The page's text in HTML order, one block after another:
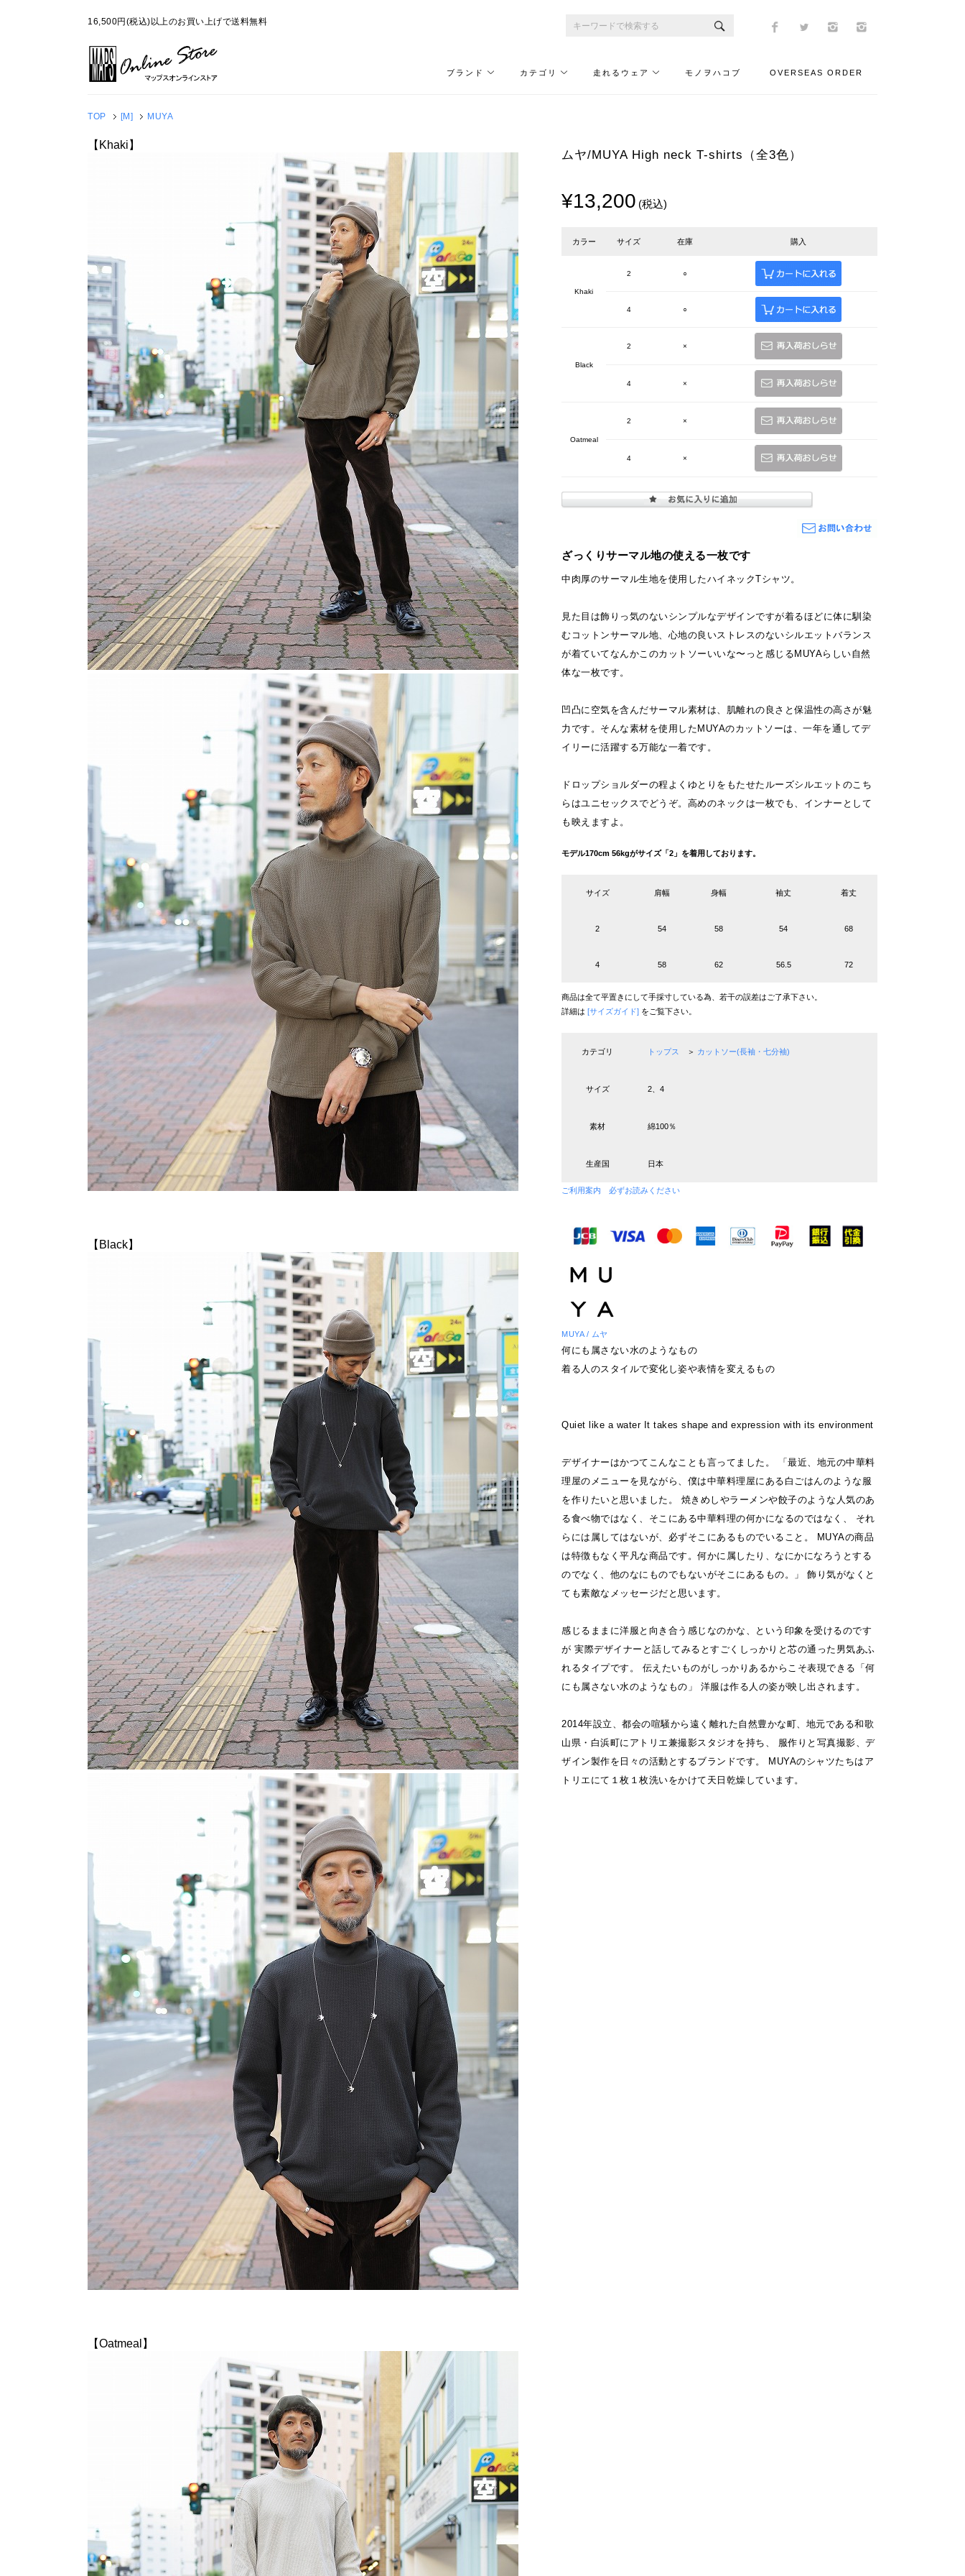
16,500円(税込)以上のお買い上げで送料無料
ブランド カテゴリ 走れるウェア モノヲハコブ OVERSEAS ORDER
TOP [M] MUYA
【Khaki】
【Black】
【Oatmeal】
ムヤ/MUYA High neck T-shirts（全3色）
¥13,200 (税込)
カラー サイズ 在庫 購入
Khaki
2 ○
4 ○
Black
2 ×
4 ×
Oatmeal
2 ×
4 ×
ざっくりサーマル地の使える一枚です
中肉厚のサーマル生地を使用したハイネックTシャツ。
見た目は飾りっ気のないシンプルなデザインですが着るほどに体に馴染
むコットンサーマル地、心地の良いストレスのないシルエットバランス
が着ていてなんかこのカットソーいいな〜っと感じるMUYAらしい自然
体な一枚です。
凹凸に空気を含んだサーマル素材は、肌離れの良さと保温性の高さが魅
力です。そんな素材を使用したMUYAのカットソーは、一年を通してデ
イリーに活躍する万能な一着です。
ドロップショルダーの程よくゆとりをもたせたルーズシルエットのこち
らはユニセックスでどうぞ。高めのネックは一枚でも、インナーとして
も映えますよ。
モデル170cm 56kgがサイズ「2」を着用しております。
サイズ 肩幅 身幅 袖丈 着丈
2 54 58 54 68
4 58 62 56.5 72
商品は全て平置きにして手採寸している為、若干の誤差はご了承下さい。
詳細は [サイズガイド] をご覧下さい。
カテゴリ トップス ＞ カットソー(長袖・七分袖)
サイズ 2、4
素材 綿100％
生産国 日本
ご利用案内 必ずお読みください
MUYA / ムヤ
何にも属さない水のようなもの
着る人のスタイルで変化し姿や表情を変えるもの
Quiet like a water It takes shape and expression with its environment
デザイナーはかつてこんなことも言ってました。 「最近、地元の中華料
理屋のメニューを見ながら、僕は中華料理屋にある白ごはんのような服
を作りたいと思いました。 焼きめしやラーメンや餃子のような人気のあ
る食べ物ではなく、そこにある中華料理の何かになるのではなく、 それ
らには属してはないが、必ずそこにあるものでいること。 MUYAの商品
は特徴もなく平凡な商品です。何かに属したり、なにかになろうとする
のでなく、他のなにものでもないがそこにあるもの。」 飾り気がなくと
ても素敵なメッセージだと思います。
感じるままに洋服と向き合う感じなのかな、という印象を受けるのです
が 実際デザイナーと話してみるとすごくしっかりと芯の通った男気あふ
れるタイプです。 伝えたいものがしっかりあるからこそ表現できる「何
にも属さない水のようなもの」 洋服は作る人の姿が映し出されます。
2014年設立、都会の喧騒から遠く離れた自然豊かな町、地元である和歌
山県・白浜町にアトリエ兼撮影スタジオを持ち、 服作りと写真撮影、デ
ザイン製作を日々の活動とするブランドです。 MUYAのシャツたちはア
トリエにて１枚１枚洗いをかけて天日乾燥しています。